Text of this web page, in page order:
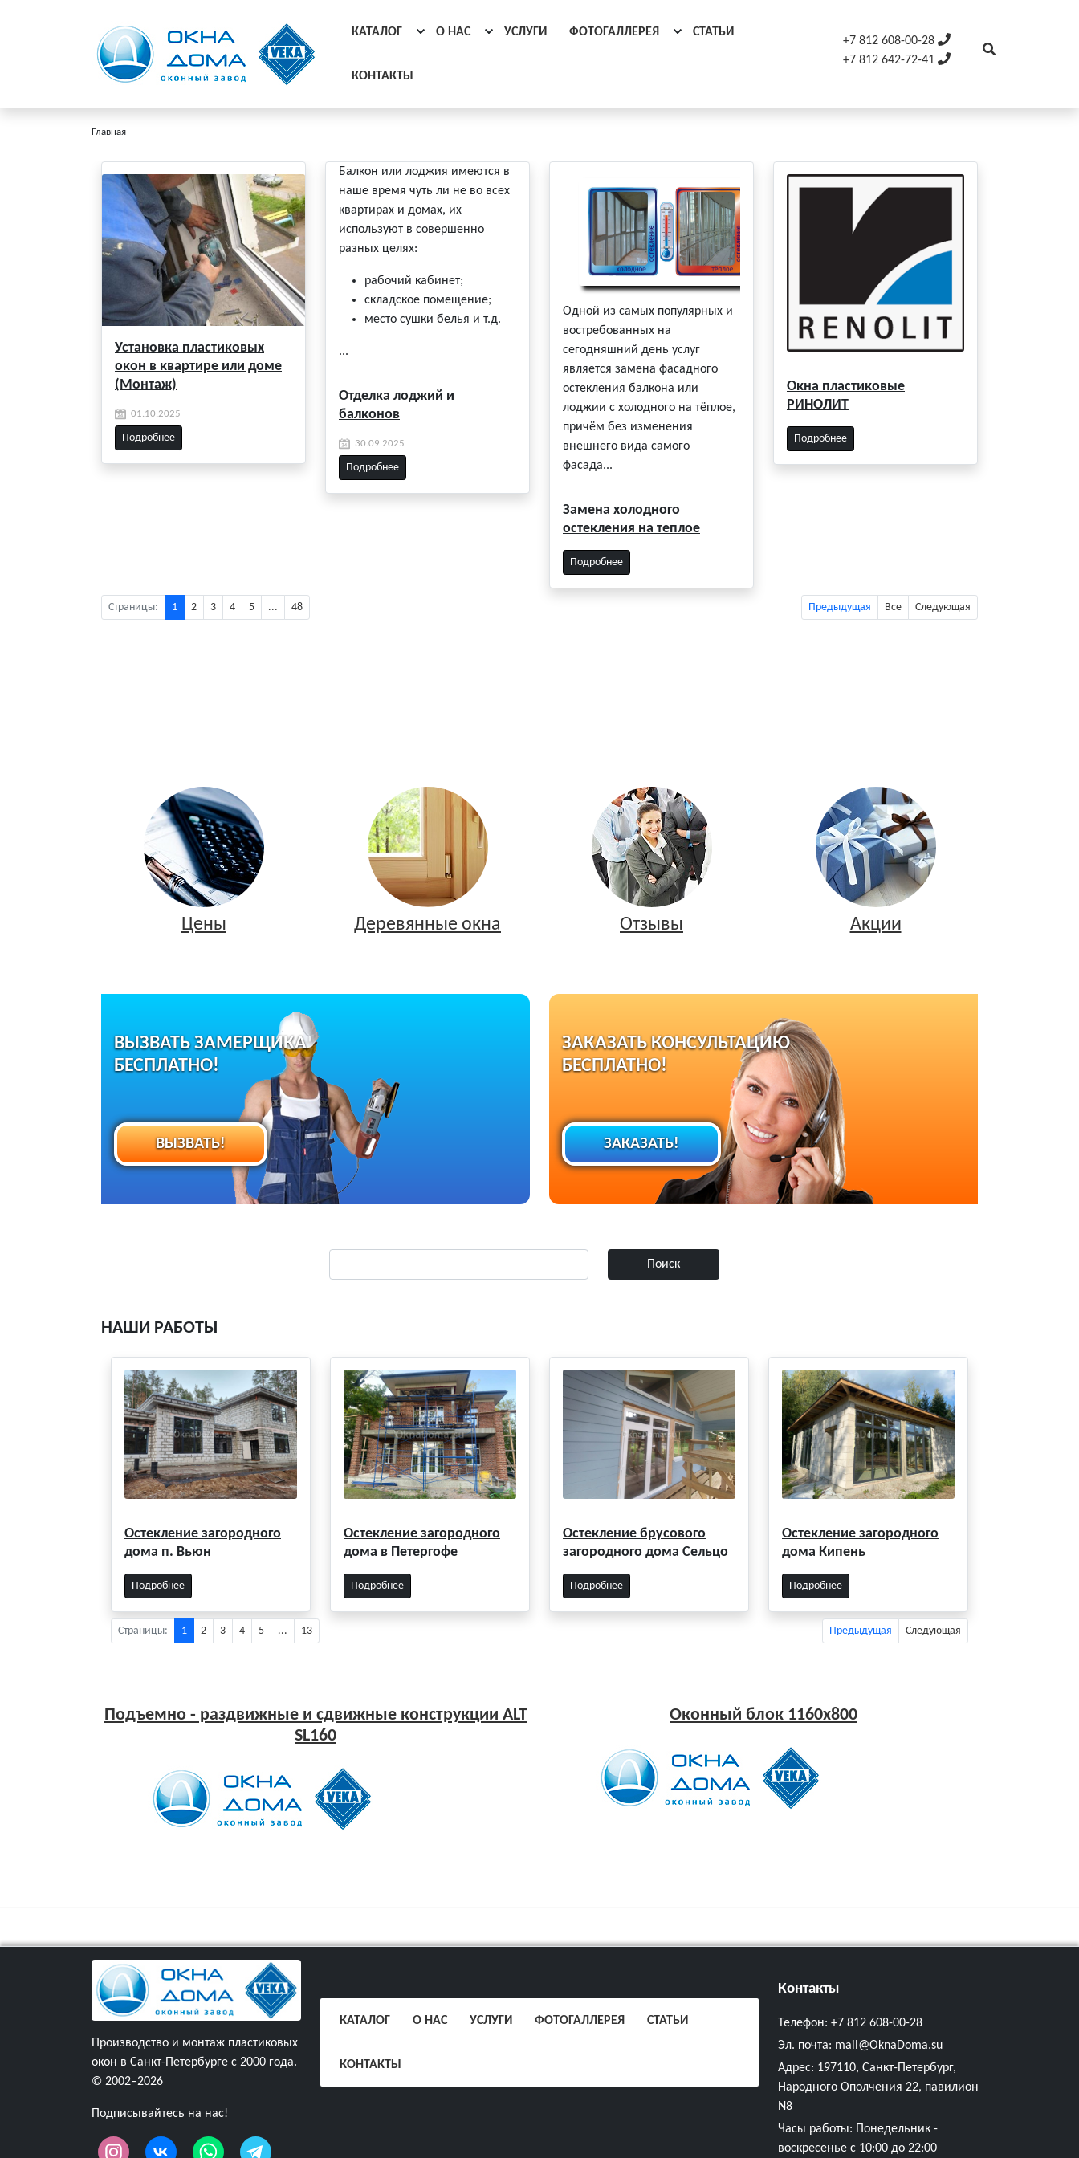
КАТАЛОГ О НАС УСЛУГИ ФОТОГАЛЛЕРЕЯ СТАТЬИ
КОНТАКТЫ
+7 812 608-00-28
+7 812 642-72-41
Главная
Установка пластиковых
окон в квартире или доме
(Монтаж)
01.10.2025
Подробнее
Балкон или лоджия имеются в
наше время чуть ли не во всех
квартирах и домах, их
используют в совершенно
разных целях:
рабочий кабинет;
складское помещение;
место сушки белья и т.д.
...
Отделка лоджий и
балконов
30.09.2025
Подробнее
Одной из самых популярных и
востребованных на
сегодняшний день услуг
является замена фасадного
остекления балкона или
лоджии с холодного на тёплое,
причём без изменения
внешнего вида самого
фасада...
Замена холодного
остекления на теплое
Подробнее
Окна пластиковые
РИНОЛИТ
Подробнее
Страницы: 1 2 3 4 5 ... 48 Предыдущая Все Следующая
Цены Деревянные окна Отзывы Акции
ВЫЗВАТЬ ЗАМЕРЩИКА
БЕСПЛАТНО!
ВЫЗВАТЬ!
ЗАКАЗАТЬ КОНСУЛЬТАЦИЮ
БЕСПЛАТНО!
ЗАКАЗАТЬ!
НАШИ РАБОТЫ
Остекление загородного
дома п. Вьюн
Подробнее
Остекление загородного
дома в Петергофе
Подробнее
Остекление брусового
загородного дома Сельцо
Подробнее
Остекление загородного
дома Кипень
Подробнее
Страницы: 1 2 3 4 5 ... 13 Предыдущая Следующая
Подъемно - раздвижные и сдвижные конструкции ALT
SL160
Оконный блок 1160x800
Производство и монтаж пластиковых
окон в Санкт-Петербурге с 2000 года.
© 2002–2026
Подписывайтесь на нас!
КАТАЛОГ О НАС УСЛУГИ ФОТОГАЛЛЕРЕЯ СТАТЬИ
КОНТАКТЫ
Контакты
Телефон: +7 812 608-00-28
Эл. почта: mail@OknaDoma.su
Адрес: 197110, Санкт-Петербург,
Народного Ополчения 22, павилион
N8
Часы работы: Понедельник -
воскресенье с 10:00 до 22:00